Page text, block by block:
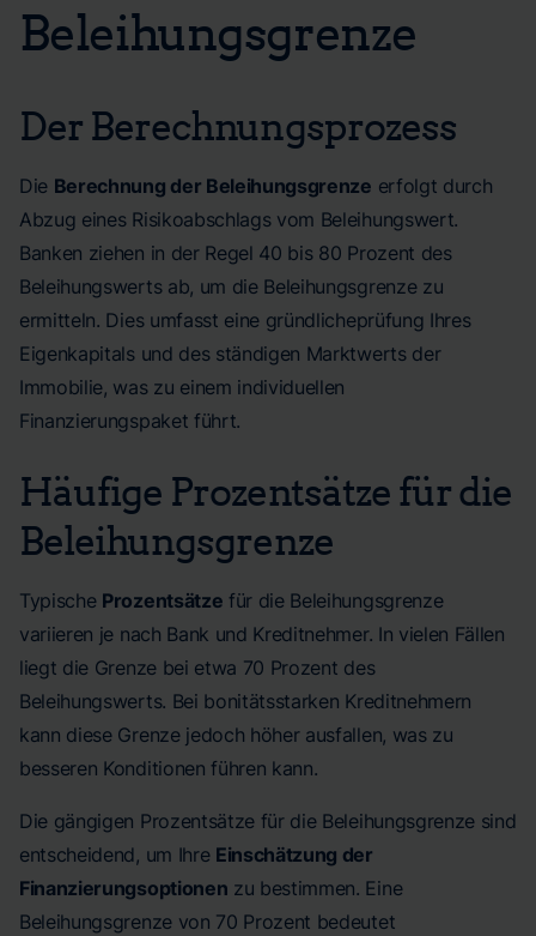
Beleihungsgrenze
Der Berechnungsprozess
Die Berechnung der Beleihungsgrenze erfolgt durch
Abzug eines Risikoabschlags vom Beleihungswert.
Banken ziehen in der Regel 40 bis 80 Prozent des
Beleihungswerts ab, um die Beleihungsgrenze zu
ermitteln. Dies umfasst eine gründlicheprüfung Ihres
Eigenkapitals und des ständigen Marktwerts der
Immobilie, was zu einem individuellen
Finanzierungspaket führt.
Häufige Prozentsätze für die
Beleihungsgrenze
Typische Prozentsätze für die Beleihungsgrenze
variieren je nach Bank und Kreditnehmer. In vielen Fällen
liegt die Grenze bei etwa 70 Prozent des
Beleihungswerts. Bei bonitätsstarken Kreditnehmern
kann diese Grenze jedoch höher ausfallen, was zu
besseren Konditionen führen kann.
Die gängigen Prozentsätze für die Beleihungsgrenze sind
entscheidend, um Ihre Einschätzung der
Finanzierungsoptionen zu bestimmen. Eine
Beleihungsgrenze von 70 Prozent bedeutet